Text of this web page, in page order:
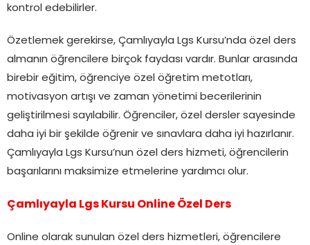
kontrol edebilirler.
Özetlemek gerekirse, Çamlıyayla Lgs Kursu’nda özel ders
almanın öğrencilere birçok faydası vardır. Bunlar arasında
birebir eğitim, öğrenciye özel öğretim metotları,
motivasyon artışı ve zaman yönetimi becerilerinin
geliştirilmesi sayılabilir. Öğrenciler, özel dersler sayesinde
daha iyi bir şekilde öğrenir ve sınavlara daha iyi hazırlanır.
Çamlıyayla Lgs Kursu’nun özel ders hizmeti, öğrencilerin
başarılarını maksimize etmelerine yardımcı olur.
Çamlıyayla Lgs Kursu Online Özel Ders
Online olarak sunulan özel ders hizmetleri, öğrencilere